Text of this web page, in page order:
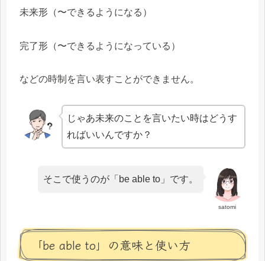
未来形（〜できるようになる）
完了形（〜できるようになっている）
などの時制を言い表すことができません。
じゃあ未来のことを言いたい時はどうす
ればいいんですか？
satomi
そこで使うのが「be able to」です。
「be able to」の意味と使い方